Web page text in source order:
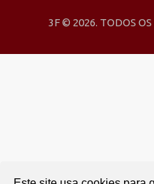
3F © 2026. TODOS